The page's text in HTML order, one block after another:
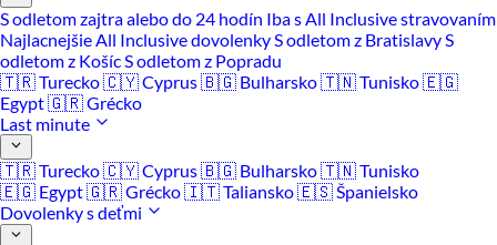
S odletom zajtra alebo do 24 hodín Iba s All Inclusive stravovaním
Najlacnejšie All Inclusive dovolenkyS odletom z BratislavyS
odletom z KošícS odletom z Popradu
🇹🇷 Turecko🇨🇾 Cyprus🇧🇬 Bulharsko🇹🇳 Tunisko🇪🇬
Egypt🇬🇷 Grécko
Last minute
🇹🇷 Turecko🇨🇾 Cyprus🇧🇬 Bulharsko🇹🇳 Tunisko
🇪🇬 Egypt🇬🇷 Grécko🇮🇹 Taliansko🇪🇸 Španielsko
Dovolenky s deťmi